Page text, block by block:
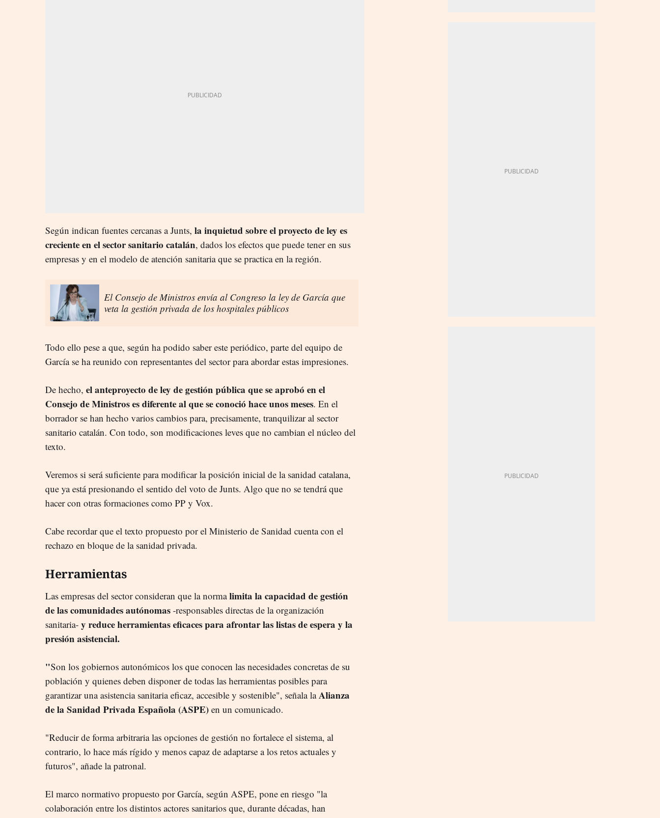
Según indican fuentes cercanas a Junts, la inquietud sobre el proyecto de ley es
creciente en el sector sanitario catalán, dados los efectos que puede tener en sus
empresas y en el modelo de atención sanitaria que se practica en la región.
El Consejo de Ministros envía al Congreso la ley de García que
veta la gestión privada de los hospitales públicos
Todo ello pese a que, según ha podido saber este periódico, parte del equipo de
García se ha reunido con representantes del sector para abordar estas impresiones.
De hecho, el anteproyecto de ley de gestión pública que se aprobó en el
Consejo de Ministros es diferente al que se conoció hace unos meses. En el
borrador se han hecho varios cambios para, precisamente, tranquilizar al sector
sanitario catalán. Con todo, son modificaciones leves que no cambian el núcleo del
texto.
Veremos si será suficiente para modificar la posición inicial de la sanidad catalana,
que ya está presionando el sentido del voto de Junts. Algo que no se tendrá que
hacer con otras formaciones como PP y Vox.
Cabe recordar que el texto propuesto por el Ministerio de Sanidad cuenta con el
rechazo en bloque de la sanidad privada.
Herramientas
Las empresas del sector consideran que la normalimita la capacidad de gestión
de las comunidades autónomas -responsables directas de la organización
sanitaria- y reduce herramientas eficaces para afrontar las listas de espera y la
presión asistencial.
"Son los gobiernos autonómicos los que conocen las necesidades concretas de su
población y quienes deben disponer de todas las herramientas posibles para
garantizar una asistencia sanitaria eficaz, accesible y sostenible", señala laAlianza
de la Sanidad Privada Española (ASPE) en un comunicado.
"Reducir de forma arbitraria las opciones de gestión no fortalece el sistema, al
contrario, lo hace más rígido y menos capaz de adaptarse a los retos actuales y
futuros", añade la patronal.
El marco normativo propuesto por García, según ASPE, pone en riesgo "la
colaboración entre los distintos actores sanitarios que, durante décadas, han